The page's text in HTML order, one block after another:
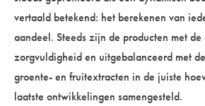
vertaald betekend: het berekenen van
aandeel. Steeds zijn de producten met de
zorgvuldigheid en uitgebalanceerd met
groente- en fruitextracten in de juiste
laatste ontwikkelingen samengesteld.